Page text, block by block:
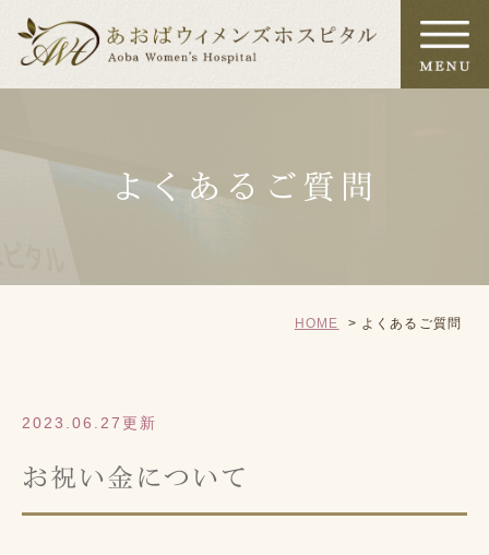
よくあるご質問
HOME よくあるご質問
2023.06.27更新
お祝い金について